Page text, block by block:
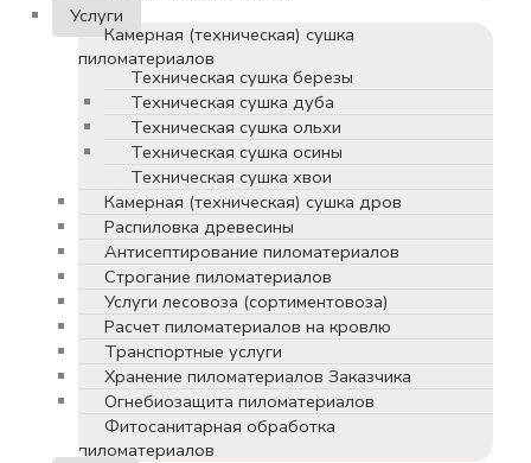
Услуги
Камерная (техническая) сушка
пиломатериалов
Техническая сушка березы
Техническая сушка дуба
Техническая сушка ольхи
Техническая сушка осины
Техническая сушка хвои
Камерная (техническая) сушка дров
Распиловка древесины
Антисептирование пиломатериалов
Строгание пиломатериалов
Услуги лесовоза (сортиментовоза)
Расчет пиломатериалов на кровлю
Транспортные услуги
Хранение пиломатериалов Заказчика
Огнебиозащита пиломатериалов
Фитосанитарная обработка
пиломатериалов